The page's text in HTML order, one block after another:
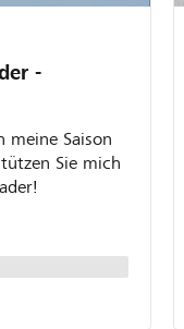
-
Saison
Sie mich